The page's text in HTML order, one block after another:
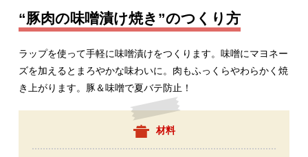
“豚肉の味噌漬け焼き”のつくり方
ラップを使って手軽に味噌漬けをつくります。味噌にマヨネー
ズを加えるとまろやかな味わいに。肉もふっくらやわらかく焼
き上がります。豚＆味噌で夏バテ防止！
材料